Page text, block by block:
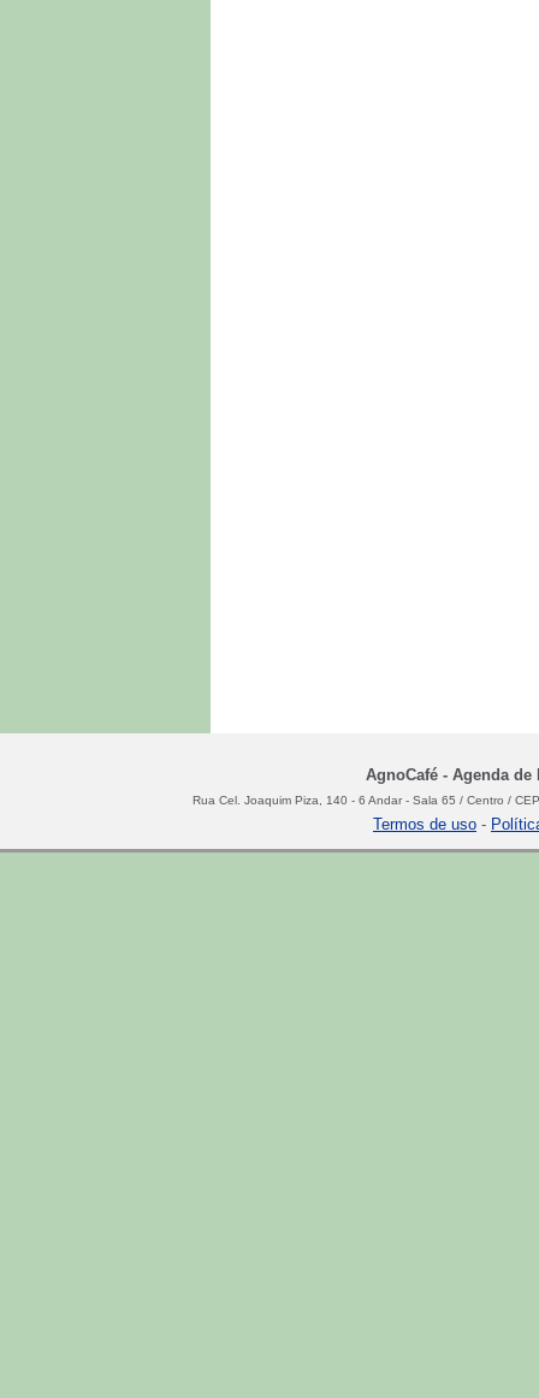
AgnoCafé - Agenda de
Rua Cel. Joaquim Piza, 140 - 6 Andar - Sala 65 / Centro /
Termos de uso -